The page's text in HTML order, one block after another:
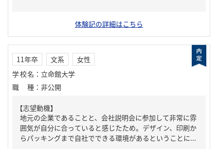
体験記の詳細はこちら
11年卒 文系
女性
学校名 ： 立命館大学
職種 ： 非公開
【志望動機】
地元の企業であることと、会社説明会に参加して非常に雰
囲気が自分に合っていると感じたため。デザイン、印刷か
らパッキングまで自社でできる環境があるということに...